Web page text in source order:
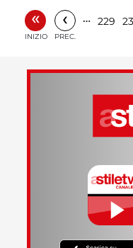
«
INIZIO
‹
PREC.
… 229